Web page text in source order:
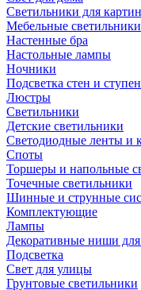
Светильники для
Мебельные светильники
Настенные бра
Настольные лампы
Ночники
Подсветка стен и
Люстры
Светильники
Детские светильники
Светодиодные ленты и
Споты
Торшеры и напольные
Точечные светильники
Шинные и струнные
Комплектующие
Лампы
Декоративные ниши
Подсветка
Свет для улицы
Грунтовые светильники